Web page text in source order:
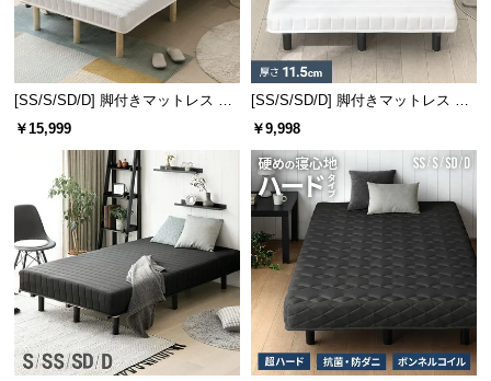
て
搬
入
つ
い
て
返
品・
キ
ャ
[SS/S/SD/D] 脚付きマットレス 脚
長25cm ボンネルコイル
￥15,999
[SS/S/SD/D] 脚付きマットレス ボ
ンネルコイル
￥9,998